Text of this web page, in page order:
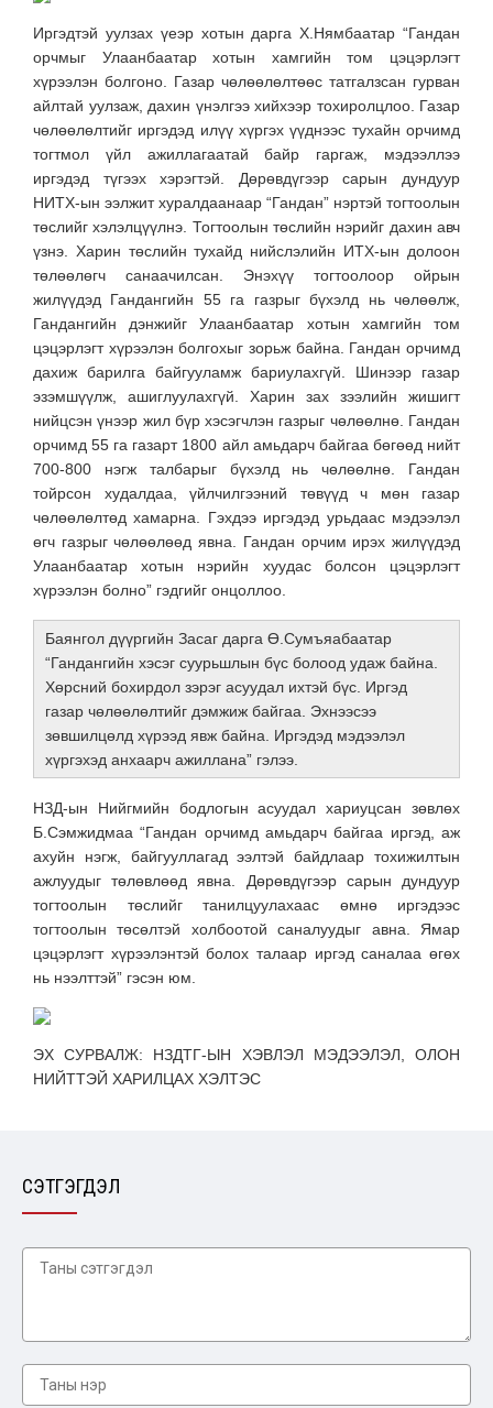
Иргэдтэй уулзах үеэр хотын дарга Х.Нямбаатар “Гандан
орчмыг Улаанбаатар хотын хамгийн том цэцэрлэгт
хүрээлэн болгоно. Газар чөлөөлөлтөөс татгалзсан гурван
айлтай уулзаж, дахин үнэлгээ хийхээр тохиролцлоо. Газар
чөлөөлөлтийг иргэдэд илүү хүргэх үүднээс тухайн орчимд
тогтмол үйл ажиллагаатай байр гаргаж, мэдээллээ
иргэдэд түгээх хэрэгтэй. Дөрөвдүгээр сарын дундуур
НИТХ-ын ээлжит хуралдаанаар “Гандан” нэртэй тогтоолын
төслийг хэлэлцүүлнэ. Тогтоолын төслийн нэрийг дахин авч
үзнэ. Харин төслийн тухайд нийслэлийн ИТХ-ын долоон
төлөөлөгч санаачилсан. Энэхүү тогтоолоор ойрын
жилүүдэд Гандангийн 55 га газрыг бүхэлд нь чөлөөлж,
Гандангийн дэнжийг Улаанбаатар хотын хамгийн том
цэцэрлэгт хүрээлэн болгохыг зорьж байна. Гандан орчимд
дахиж барилга байгууламж бариулахгүй. Шинээр газар
эзэмшүүлж, ашиглуулахгүй. Харин зах зээлийн жишигт
нийцсэн үнээр жил бүр хэсэгчлэн газрыг чөлөөлнө. Гандан
орчимд 55 га газарт 1800 айл амьдарч байгаа бөгөөд нийт
700-800 нэгж талбарыг бүхэлд нь чөлөөлнө. Гандан
тойрсон худалдаа, үйлчилгээний төвүүд ч мөн газар
чөлөөлөлтөд хамарна. Гэхдээ иргэдэд урьдаас мэдээлэл
өгч газрыг чөлөөлөөд явна. Гандан орчим ирэх жилүүдэд
Улаанбаатар хотын нэрийн хуудас болсон цэцэрлэгт
хүрээлэн болно” гэдгийг онцоллоо.
Баянгол дүүргийн Засаг дарга Ө.Сумъяабаатар
“Гандангийн хэсэг суурьшлын бүс болоод удаж байна.
Хөрсний бохирдол зэрэг асуудал ихтэй бүс. Иргэд
газар чөлөөлөлтийг дэмжиж байгаа. Эхнээсээ
зөвшилцөлд хүрээд явж байна. Иргэдэд мэдээлэл
хүргэхэд анхаарч ажиллана” гэлээ.
НЗД-ын Нийгмийн бодлогын асуудал хариуцсан зөвлөх
Б.Сэмжидмаа “Гандан орчимд амьдарч байгаа иргэд, аж
ахуйн нэгж, байгууллагад ээлтэй байдлаар тохижилтын
ажлуудыг төлөвлөөд явна. Дөрөвдүгээр сарын дундуур
тогтоолын төслийг танилцуулахаас өмнө иргэдээс
тогтоолын төсөлтэй холбоотой саналуудыг авна. Ямар
цэцэрлэгт хүрээлэнтэй болох талаар иргэд саналаа өгөх
нь нээлттэй” гэсэн юм.
ЭХ СУРВАЛЖ: НЗДТГ-ЫН ХЭВЛЭЛ МЭДЭЭЛЭЛ, ОЛОН
НИЙТТЭЙ ХАРИЛЦАХ ХЭЛТЭС
СЭТГЭГДЭЛ